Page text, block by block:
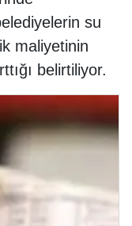
su
maliyetinin
belirtiliyor.